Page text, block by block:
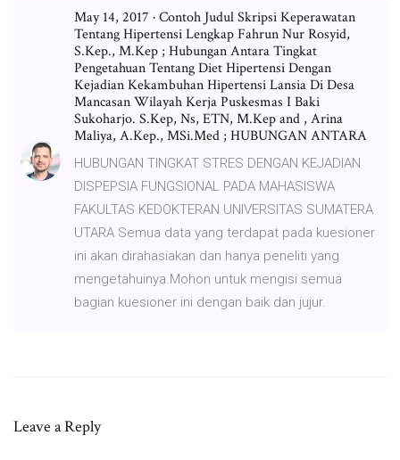
May 14, 2017 · Contoh Judul Skripsi Keperawatan
Tentang Hipertensi Lengkap Fahrun Nur Rosyid,
S.Kep., M.Kep ; Hubungan Antara Tingkat
Pengetahuan Tentang Diet Hipertensi Dengan
Kejadian Kekambuhan Hipertensi Lansia Di Desa
Mancasan Wilayah Kerja Puskesmas I Baki
Sukoharjo. S.Kep, Ns, ETN, M.Kep and , Arina
Maliya, A.Kep., MSi.Med ; HUBUNGAN ANTARA
HUBUNGAN TINGKAT STRES DENGAN KEJADIAN
DISPEPSIA FUNGSIONAL PADA MAHASISWA
FAKULTAS KEDOKTERAN UNIVERSITAS SUMATERA
UTARA Semua data yang terdapat pada kuesioner
ini akan dirahasiakan dan hanya peneliti yang
mengetahuinya.Mohon untuk mengisi semua
bagian kuesioner ini dengan baik dan jujur.
Leave a Reply